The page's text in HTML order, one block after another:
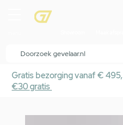
Gratis bezorging vanaf € 495,
€30 gratis